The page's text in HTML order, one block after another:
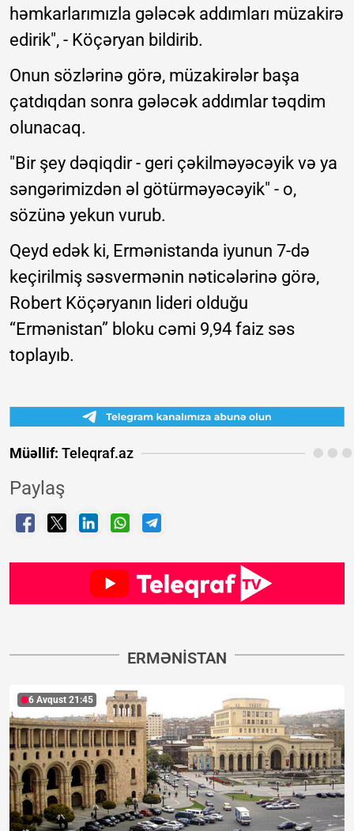
həmkarlarımızla gələcək addımları müzakirə
edirik", - Köçəryan bildirib.
Onun sözlərinə görə, müzakirələr başa
çatdıqdan sonra gələcək addımlar təqdim
olunacaq.
"Bir şey dəqiqdir - geri çəkilməyəcəyik və ya
səngərimizdən əl götürməyəcəyik" - o,
sözünə yekun vurub.
Qeyd edək ki, Ermənistanda iyunun 7-də
keçirilmiş səsvermənin nəticələrinə görə,
Robert Köçəryanın lideri olduğu
“Ermənistan” bloku cəmi 9,94 faiz səs
toplayıb.
Müəllif: Teleqraf.az
Paylaş
ERMƏNISTAN
6 Avqust 21:45